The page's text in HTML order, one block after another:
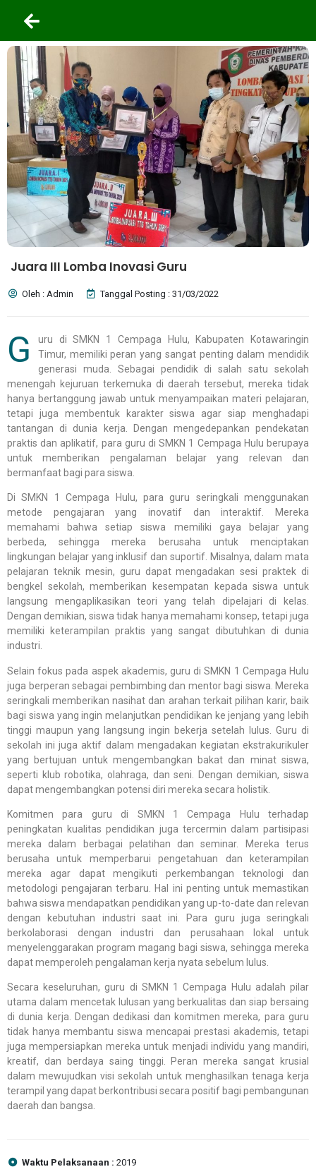
Juara III Lomba Inovasi Guru
Oleh : Admin Tanggal Posting : 31/03/2022
G
uru di SMKN 1 Cempaga Hulu, Kabupaten Kotawaringin
Timur, memiliki peran yang sangat penting dalam mendidik
generasi muda. Sebagai pendidik di salah satu sekolah
menengah kejuruan terkemuka di daerah tersebut, mereka tidak
hanya bertanggung jawab untuk menyampaikan materi pelajaran,
tetapi juga membentuk karakter siswa agar siap menghadapi
tantangan di dunia kerja. Dengan mengedepankan pendekatan
praktis dan aplikatif, para guru di SMKN 1 Cempaga Hulu berupaya
untuk memberikan pengalaman belajar yang relevan dan
bermanfaat bagi para siswa.
Di SMKN 1 Cempaga Hulu, para guru seringkali menggunakan
metode pengajaran yang inovatif dan interaktif. Mereka
memahami bahwa setiap siswa memiliki gaya belajar yang
berbeda, sehingga mereka berusaha untuk menciptakan
lingkungan belajar yang inklusif dan suportif. Misalnya, dalam mata
pelajaran teknik mesin, guru dapat mengadakan sesi praktek di
bengkel sekolah, memberikan kesempatan kepada siswa untuk
langsung mengaplikasikan teori yang telah dipelajari di kelas.
Dengan demikian, siswa tidak hanya memahami konsep, tetapi juga
memiliki keterampilan praktis yang sangat dibutuhkan di dunia
industri.
Selain fokus pada aspek akademis, guru di SMKN 1 Cempaga Hulu
juga berperan sebagai pembimbing dan mentor bagi siswa. Mereka
seringkali memberikan nasihat dan arahan terkait pilihan karir, baik
bagi siswa yang ingin melanjutkan pendidikan ke jenjang yang lebih
tinggi maupun yang langsung ingin bekerja setelah lulus. Guru di
sekolah ini juga aktif dalam mengadakan kegiatan ekstrakurikuler
yang bertujuan untuk mengembangkan bakat dan minat siswa,
seperti klub robotika, olahraga, dan seni. Dengan demikian, siswa
dapat mengembangkan potensi diri mereka secara holistik.
Komitmen para guru di SMKN 1 Cempaga Hulu terhadap
peningkatan kualitas pendidikan juga tercermin dalam partisipasi
mereka dalam berbagai pelatihan dan seminar. Mereka terus
berusaha untuk memperbarui pengetahuan dan keterampilan
mereka agar dapat mengikuti perkembangan teknologi dan
metodologi pengajaran terbaru. Hal ini penting untuk memastikan
bahwa siswa mendapatkan pendidikan yang up-to-date dan relevan
dengan kebutuhan industri saat ini. Para guru juga seringkali
berkolaborasi dengan industri dan perusahaan lokal untuk
menyelenggarakan program magang bagi siswa, sehingga mereka
dapat memperoleh pengalaman kerja nyata sebelum lulus.
Secara keseluruhan, guru di SMKN 1 Cempaga Hulu adalah pilar
utama dalam mencetak lulusan yang berkualitas dan siap bersaing
di dunia kerja. Dengan dedikasi dan komitmen mereka, para guru
tidak hanya membantu siswa mencapai prestasi akademis, tetapi
juga mempersiapkan mereka untuk menjadi individu yang mandiri,
kreatif, dan berdaya saing tinggi. Peran mereka sangat krusial
dalam mewujudkan visi sekolah untuk menghasilkan tenaga kerja
terampil yang dapat berkontribusi secara positif bagi pembangunan
daerah dan bangsa.
Waktu Pelaksanaan : 2019